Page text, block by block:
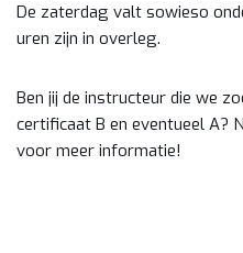
De zaterdag valt sowieso
uren zijn in overleg.
Ben jij de instructeur die we
certificaat B en eventueel A?
voor meer informatie!